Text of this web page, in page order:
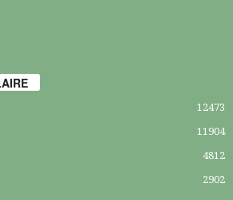
12473
11904
4812
2902